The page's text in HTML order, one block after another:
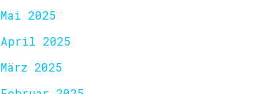
Mai 2025
April 2025
März 2025